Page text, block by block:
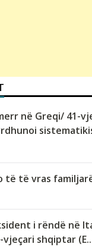
në Greqi/ 41-
të të vras
i rëndë në
vjeçari shqiptar